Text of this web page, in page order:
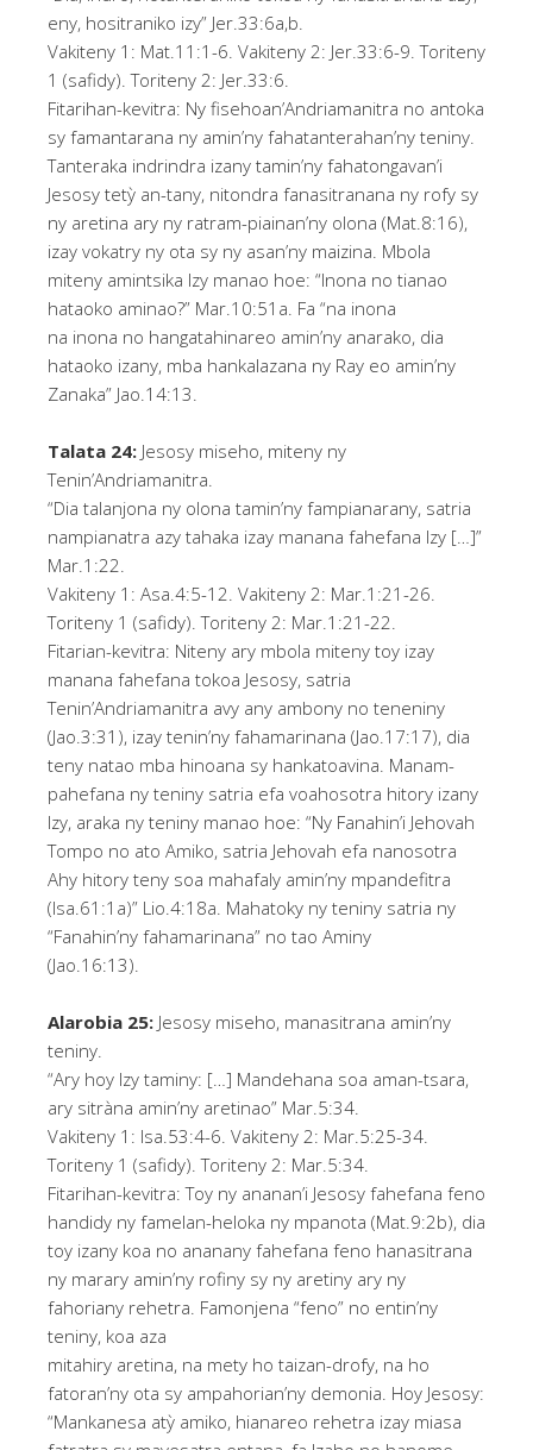
eny, hositraniko izy” Jer.33:6a,b.
Vakiteny 1: Mat.11:1-6. Vakiteny 2: Jer.33:6-9. Toriteny
1 (safidy). Toriteny 2: Jer.33:6.
Fitarihan-kevitra: Ny fisehoan’Andriamanitra no antoka
sy famantarana ny amin’ny fahatanterahan’ny teniny.
Tanteraka indrindra izany tamin’ny fahatongavan’i
Jesosy tetỳ an-tany, nitondra fanasitranana ny rofy sy
ny aretina ary ny ratram-piainan’ny olona (Mat.8:16),
izay vokatry ny ota sy ny asan’ny maizina. Mbola
miteny amintsika Izy manao hoe: “Inona no tianao
hataoko aminao?” Mar.10:51a. Fa “na inona
na inona no hangatahinareo amin’ny anarako, dia
hataoko izany, mba hankalazana ny Ray eo amin’ny
Zanaka” Jao.14:13.
Talata 24: Jesosy miseho, miteny ny
Tenin’Andriamanitra.
“Dia talanjona ny olona tamin’ny fampianarany, satria
nampianatra azy tahaka izay manana fahefana Izy […]”
Mar.1:22.
Vakiteny 1: Asa.4:5-12. Vakiteny 2: Mar.1:21-26.
Toriteny 1 (safidy). Toriteny 2: Mar.1:21-22.
Fitarian-kevitra: Niteny ary mbola miteny toy izay
manana fahefana tokoa Jesosy, satria
Tenin’Andriamanitra avy any ambony no teneniny
(Jao.3:31), izay tenin’ny fahamarinana (Jao.17:17), dia
teny natao mba hinoana sy hankatoavina. Manam-
pahefana ny teniny satria efa voahosotra hitory izany
Izy, araka ny teniny manao hoe: “Ny Fanahin’i Jehovah
Tompo no ato Amiko, satria Jehovah efa nanosotra
Ahy hitory teny soa mahafaly amin’ny mpandefitra
(Isa.61:1a)” Lio.4:18a. Mahatoky ny teniny satria ny
“Fanahin’ny fahamarinana” no tao Aminy
(Jao.16:13).
Alarobia 25: Jesosy miseho, manasitrana amin’ny
teniny.
“Ary hoy Izy taminy: […] Mandehana soa aman-tsara,
ary sitràna amin’ny aretinao” Mar.5:34.
Vakiteny 1: Isa.53:4-6. Vakiteny 2: Mar.5:25-34.
Toriteny 1 (safidy). Toriteny 2: Mar.5:34.
Fitarihan-kevitra: Toy ny ananan’i Jesosy fahefana feno
handidy ny famelan-heloka ny mpanota (Mat.9:2b), dia
toy izany koa no ananany fahefana feno hanasitrana
ny marary amin’ny rofiny sy ny aretiny ary ny
fahoriany rehetra. Famonjena “feno” no entin’ny
teniny, koa aza
mitahiry aretina, na mety ho taizan-drofy, na ho
fatoran’ny ota sy ampahorian’ny demonia. Hoy Jesosy:
“Mankanesa atỳ amiko, hianareo rehetra izay miasa